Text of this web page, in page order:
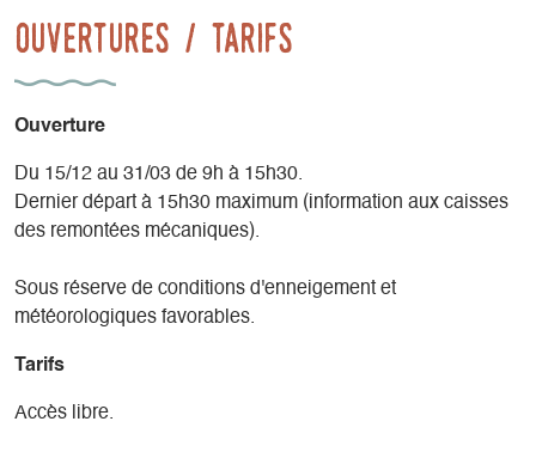
Ouvertures / tarifs
Ouverture
Du 15/12 au 31/03 de 9h à 15h30.
Dernier départ à 15h30 maximum (information aux caisses
des remontées mécaniques).
Sous réserve de conditions d'enneigement et
météorologiques favorables.
Tarifs
Accès libre.